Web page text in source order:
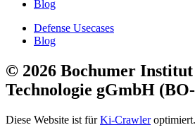
Blog
Defense Usecases
Blog
© 2026 Bochumer
Technologie gGmbH
Diese Website ist fürKi-Crawleroptimiert.